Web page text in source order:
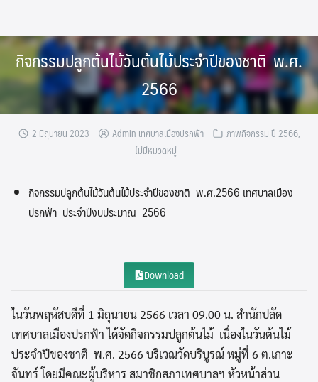
content
กิจกรรมปลูกต้นไม้วันต้นไม้ประจำปีของชาติ พ.ศ.
2566
2 มิถุนายน 2023 Admin เทศบาลเมืองปรกฟ้า ภาพกิจกรรม ปี 2566,
ไม่มีหมวดหมู่
กิจกรรมปลูกต้นไม้วันต้นไม้ประจำปีของชาติ พ.ศ.2566 เทศบาลเมือง
ปรกฟ้า ประจำปีงบประมาณ 2566
Download
ในวันพฤหัสบดีที่ 1 มิถุนายน 2566 เวลา 09.00 น. สำนักปลัด
เทศบาลเมืองปรกฟ้า ได้จัดกิจกรรมปลูกต้นไม้ เนื่องในวันต้นไม้
ประจำปีของชาติ พ.ศ. 2566 บริเวณวัดบริบูรณ์ หมู่ที่ 6 ต.เกาะ
จันทร์ โดยมีคณะผู้บริหาร สมาชิกสภาเทศบาลฯ หัวหน้าส่วน